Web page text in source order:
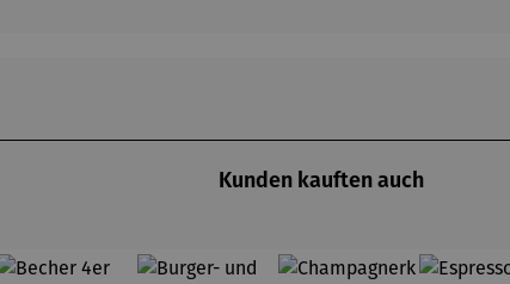
Kunden kauften auch